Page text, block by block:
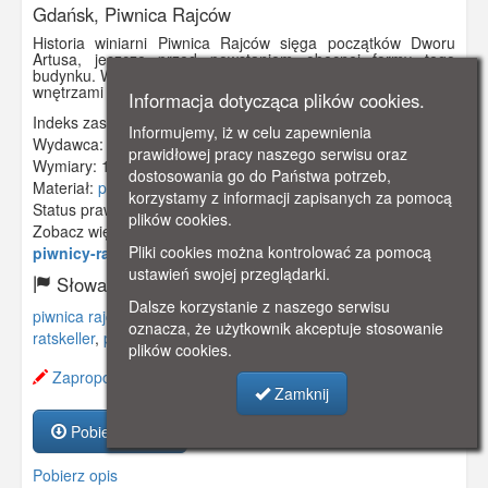
Gdańsk, Piwnica Rajców
Historia winiarni Piwnica Rajców sięga początków Dworu
Artusa, jeszcze przed powstaniem obecnej formy tego
budynku. W 1651 r. piwnica połączyła Ratusz Prawomiejski z
wnętrzami Dworu Artusa.
Indeks zasobu: GSP02884
Wydawca:
Clara Bernthal, Danzig
Wymiary: 138 x 77 mm
Materiał: pocztówka
Status prawny:Użycie Niekomercyjne
Zobacz więcej:https://www.gdanskstrefa.com/w-
piwnicy-rady-rajcow-obrazki-gdanskie/
Słowa kluczowe:
piwnica rajców,dwór artusa,restauracja,winiarnia,
ratskeller, piwiarnia,
Zaproponuj zmianę opisu.
Pobierz zasób
Pobierz opis
Informacja dotycząca plików cookies.
Informujemy, iż w celu zapewnienia
prawidłowej pracy naszego serwisu oraz
dostosowania go do Państwa potrzeb,
korzystamy z informacji zapisanych za pomocą
plików cookies.
Pliki cookies można kontrolować za pomocą
ustawień swojej przeglądarki.
Dalsze korzystanie z naszego serwisu
oznacza, że użytkownik akceptuje stosowanie
plików cookies.
Zamknij